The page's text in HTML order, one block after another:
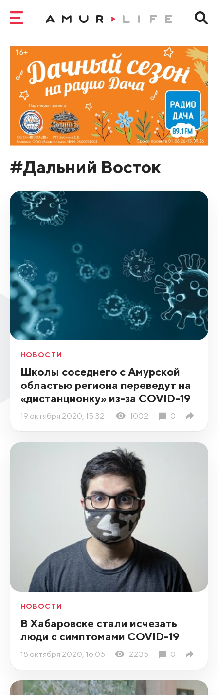
#Дальний Восток
НОВОСТИ
Школы соседнего с Амурской
областью региона переведут на
«дистанционку» из-за COVID-19
19 октября 2020, 15:32 1002 0
НОВОСТИ
В Хабаровске стали исчезать
люди с симптомами COVID-19
18 октября 2020, 16:06 2235 0